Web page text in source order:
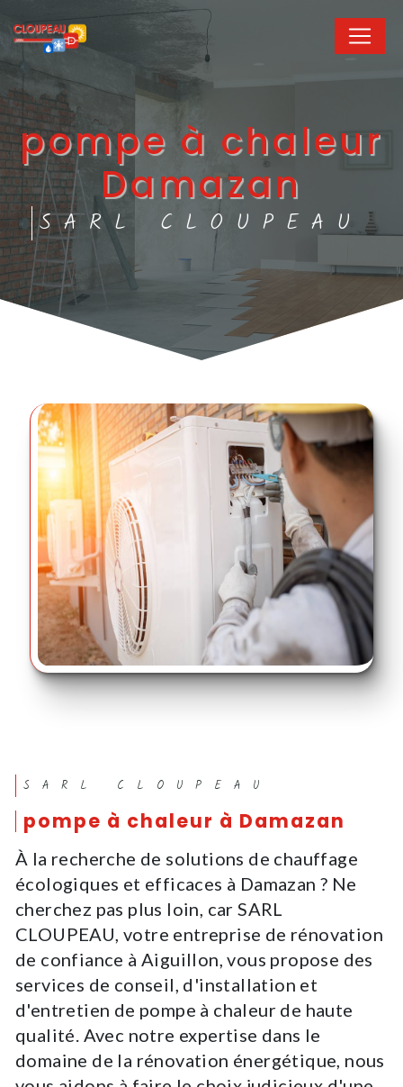
pompe à chaleur
Damazan
SARL CLOUPEAU
SARL CLOUPEAU
pompe à chaleur à Damazan
À la recherche de solutions de chauffage
écologiques et efficaces à Damazan ? Ne
cherchez pas plus loin, car SARL
CLOUPEAU, votre entreprise de rénovation
de confiance à Aiguillon, vous propose des
services de conseil, d'installation et
d'entretien de pompe à chaleur de haute
qualité. Avec notre expertise dans le
domaine de la rénovation énergétique, nous
Panneau de gestion des cookies